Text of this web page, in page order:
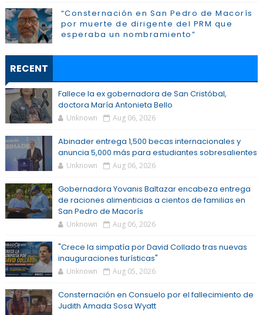
“Consternación en San Pedro de Macorís
por muerte de dirigente del PRM que
esperaba un nombramiento”
RECENT
Fallece la ex gobernadora de San Cristóbal,
doctora María Antonieta Bello
Unknown Aug 06, 2026
Abinader entrega 1,500 becas internacionales y
anuncia 5,000 más para estudiantes sobresalientes
Unknown Aug 06, 2026
Gobernadora Yovanis Baltazar encabeza entrega
de raciones alimenticias a cientos de familias en
San Pedro de Macorís
Unknown Aug 06, 2026
"Crece la simpatía por David Collado tras nuevas
inauguraciones turísticas"
Unknown Aug 05, 2026
Consternación en Consuelo por el fallecimiento de
Judith Amada Sosa Wyatt